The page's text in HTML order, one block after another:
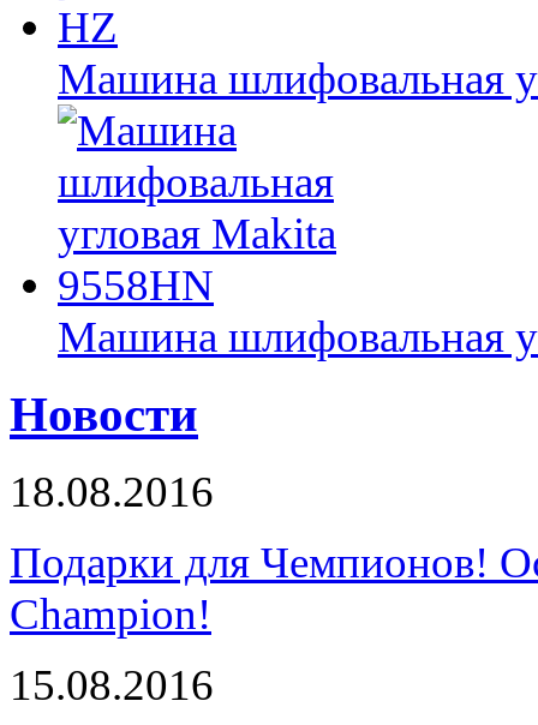
Машина шлифовальная
Машина шлифовальная
Новости
18.08.2016
Подарки для Чемпионов!
Champion!
15.08.2016